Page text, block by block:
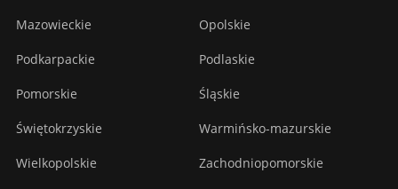
Mazowieckie Opolskie
Podkarpackie Podlaskie
Pomorskie Śląskie
Świętokrzyskie Warmińsko-mazurskie
Wielkopolskie Zachodniopomorskie